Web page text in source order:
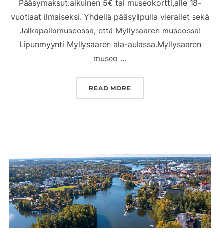
Pääsymaksut:aikuinen 5€ tai museokortti,alle 18-
vuotiaat ilmaiseksi. Yhdellä pääsylipulla vierailet sekä
Jalkapallomuseossa, että Myllysaaren museossa!
Lipunmyynti Myllysaaren ala-aulassa.Myllysaaren
museo …
READ MORE